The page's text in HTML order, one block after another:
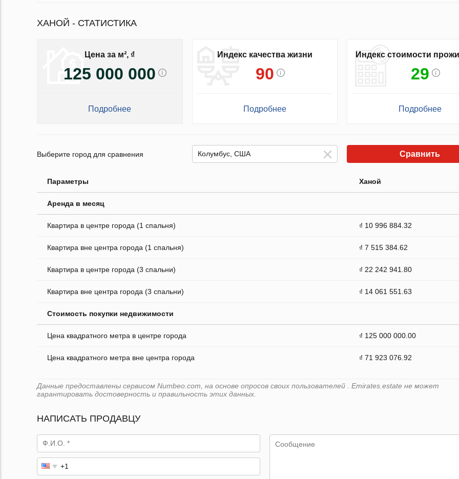
ХАНОЙ - СТАТИСТИКА
Цена за м², ₫
125 000 000
Подробнее
Индекс качества жизни
90
Подробнее
Индекс стоимости
29
Подробнее
Выберите город для сравнения Сравнить
Параметры Ханой
Аренда в месяц
Квартира в центре города (1 спальня) ₫ 10 996 884.32
Квартира вне центра города (1 спальня) ₫ 7 515 384.62
Квартира в центре города (3 спальни) ₫ 22 242 941.80
Квартира вне центра города (3 спальни) ₫ 14 061 551.63
Стоимость покупки недвижимости
Цена квадратного метра в центре города ₫ 125 000 000.00
Цена квадратного метра вне центра города ₫ 71 923 076.92
Данные предоставлены сервисом Numbeo.com, на основе опросов своих пользователей . Emirates.estate не может
гарантировать достоверность и правильность этих данных.
НАПИСАТЬ ПРОДАВЦУ